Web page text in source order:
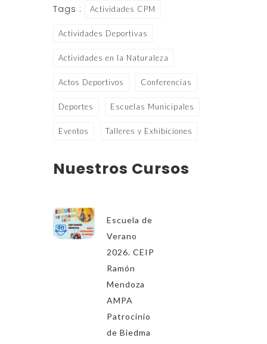
Tags : Actividades CPM
Actividades Deportivas
Actividades en la Naturaleza
Actos Deportivos Conferencias
Deportes Escuelas Municipales
Eventos Talleres y Exhibiciones
Nuestros Cursos
Escuela de
Verano
2026. CEIP
Ramón
Mendoza
AMPA
Patrocinio
de Biedma